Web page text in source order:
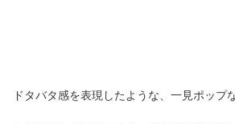
ドタバタ感を表現したような、一見ポップ